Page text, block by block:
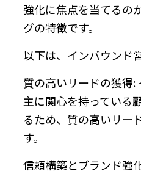
強化に焦点を当てるの
グの特徴です。
以下は、インバウンド
質の高いリードの獲得:
主に関心を持っている
るため、質の高いリー
す。
信頼構築とブランド強